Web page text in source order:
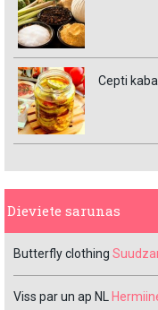
Cepti
Dieviete sarunas
Butterfly clothing
Viss par un ap NL